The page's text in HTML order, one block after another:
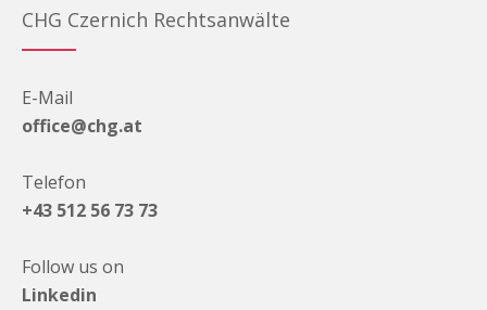
CHG Czernich Rechtsanwälte
E-Mail
office@chg.at
Telefon
+43 512 56 73 73
Follow us on
Linkedin